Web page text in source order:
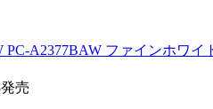
A2377BAW ファインホワ
売